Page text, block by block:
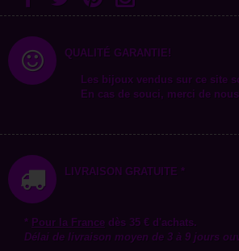
QUALITÉ GARANTIE!
Les bijoux vendus sur ce site
En cas de souci, merci de
LIVRAISON GRATUITE *
* Pour la France dès 35 € d'achats.
Délai de livraison moyen de 3 à 9 jours